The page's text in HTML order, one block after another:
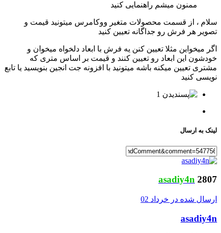
ممنون میشم راهنمایی کنید
سلام ، از قسمت محصولات متغیر ووکامرس میتونید قیمت و
تصویر هر فرش رو جداگانه تعیین کنید
اگر میخواین مثلا تعیین کنن یه فرش با ابعاد دلخواه میخوان و
خودشون این ابعاد رو تعیین کنند و قیمت بر اساس متری که
مشتری تعیین میکنه باشه میتونید با افزونه جت انجین بنویسید یا تابع
نویسی کنید
1
لینک به ارسال
asadiy4n 2807
ارسال شده در خرداد 02
asadiy4n